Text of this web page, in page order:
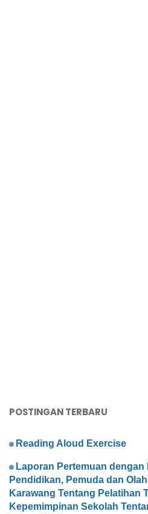
POSTINGAN TERBARU
Reading Aloud Exercise
Laporan Pertemuan dengan
Pendidikan, Pemuda dan
Karawang Tentang Pelatihan
Kepemimpinan Sekolah